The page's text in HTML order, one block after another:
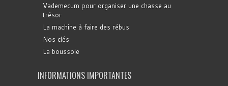
Vademecum pour organiser une chasse au
trésor
La machine à faire des rébus
Nos clés
La boussole
INFORMATIONS IMPORTANTES